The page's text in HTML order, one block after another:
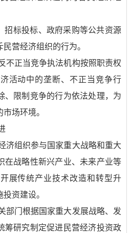
招标投标、政府采购等公共资源
营经济组织的行为。
不正当竞争执法机构按照职责权
活动中的垄断、不正当竞争行
、限制竞争的行为依法处理，为
场环境。
济组织参与国家重大战略和重大
在战略性新兴产业、未来产业等
展传统产业技术改造和转型升
资建设。
部门根据国家重大发展战略、发
筹研究制定促进民营经济投资政